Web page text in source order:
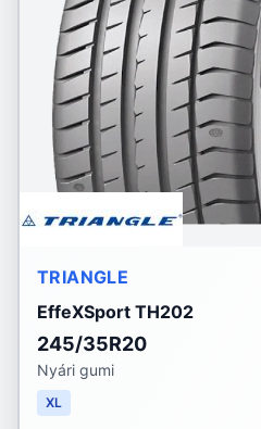
TRIANGLE
EffeXSport TH202
245/35R20
Nyári gumi
XL